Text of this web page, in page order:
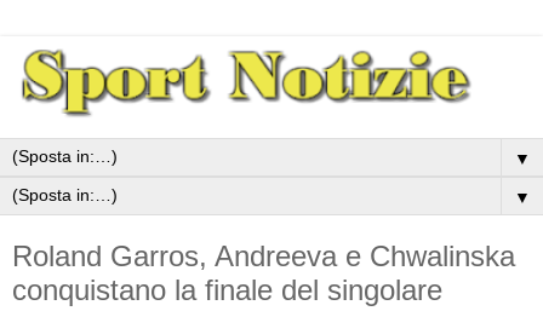
▼
▼
Roland Garros, Andreeva e Chwalinska
conquistano la finale del singolare